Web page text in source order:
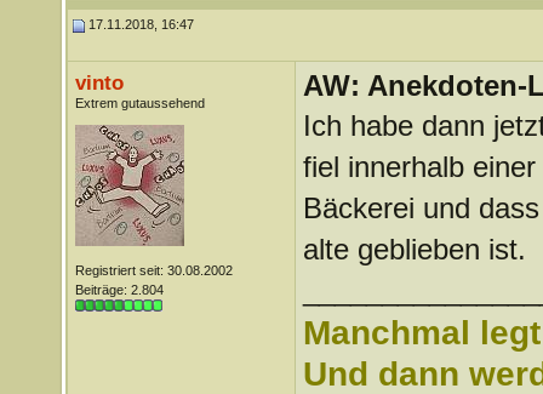
17.11.2018, 16:47
vinto
Extrem gutaussehend
Registriert seit: 30.08.2002
Beiträge: 2.804
AW: Anekdoten-
Ich habe dann
fiel innerhalb
Bäckerei und
alte geblieben ist.
Manchmal
Und dann